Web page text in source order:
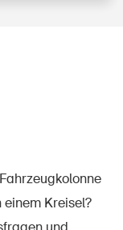
Kreisel?